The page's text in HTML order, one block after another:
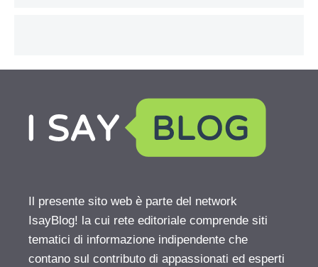
Il presente sito web è parte del network
IsayBlog! la cui rete editoriale comprende siti
tematici di informazione indipendente che
contano sul contributo di appassionati ed esperti